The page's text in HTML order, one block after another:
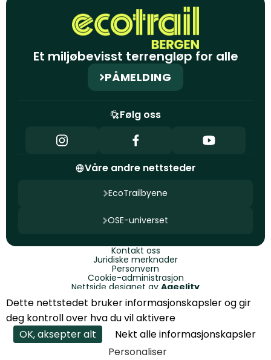
Dette nettstedet bruker informasjonskapsler og gir
deg kontroll over hva du vil aktivere
OK, aksepter alt
Nekt alle informasjonskapsler
Personaliser
PÅMELDING
Et miljøbevisst terrengløp for alle
PÅMELDING
Følg oss
Våre andre nettsteder
EcoTrailbyene
OSE-universet
© 2025 EcoTrail. Alle rettigheter forbeholdt
Kontakt oss
Juridiske merknader
Personvern
Cookie-administrasjon
Nettside designet av Ageelity